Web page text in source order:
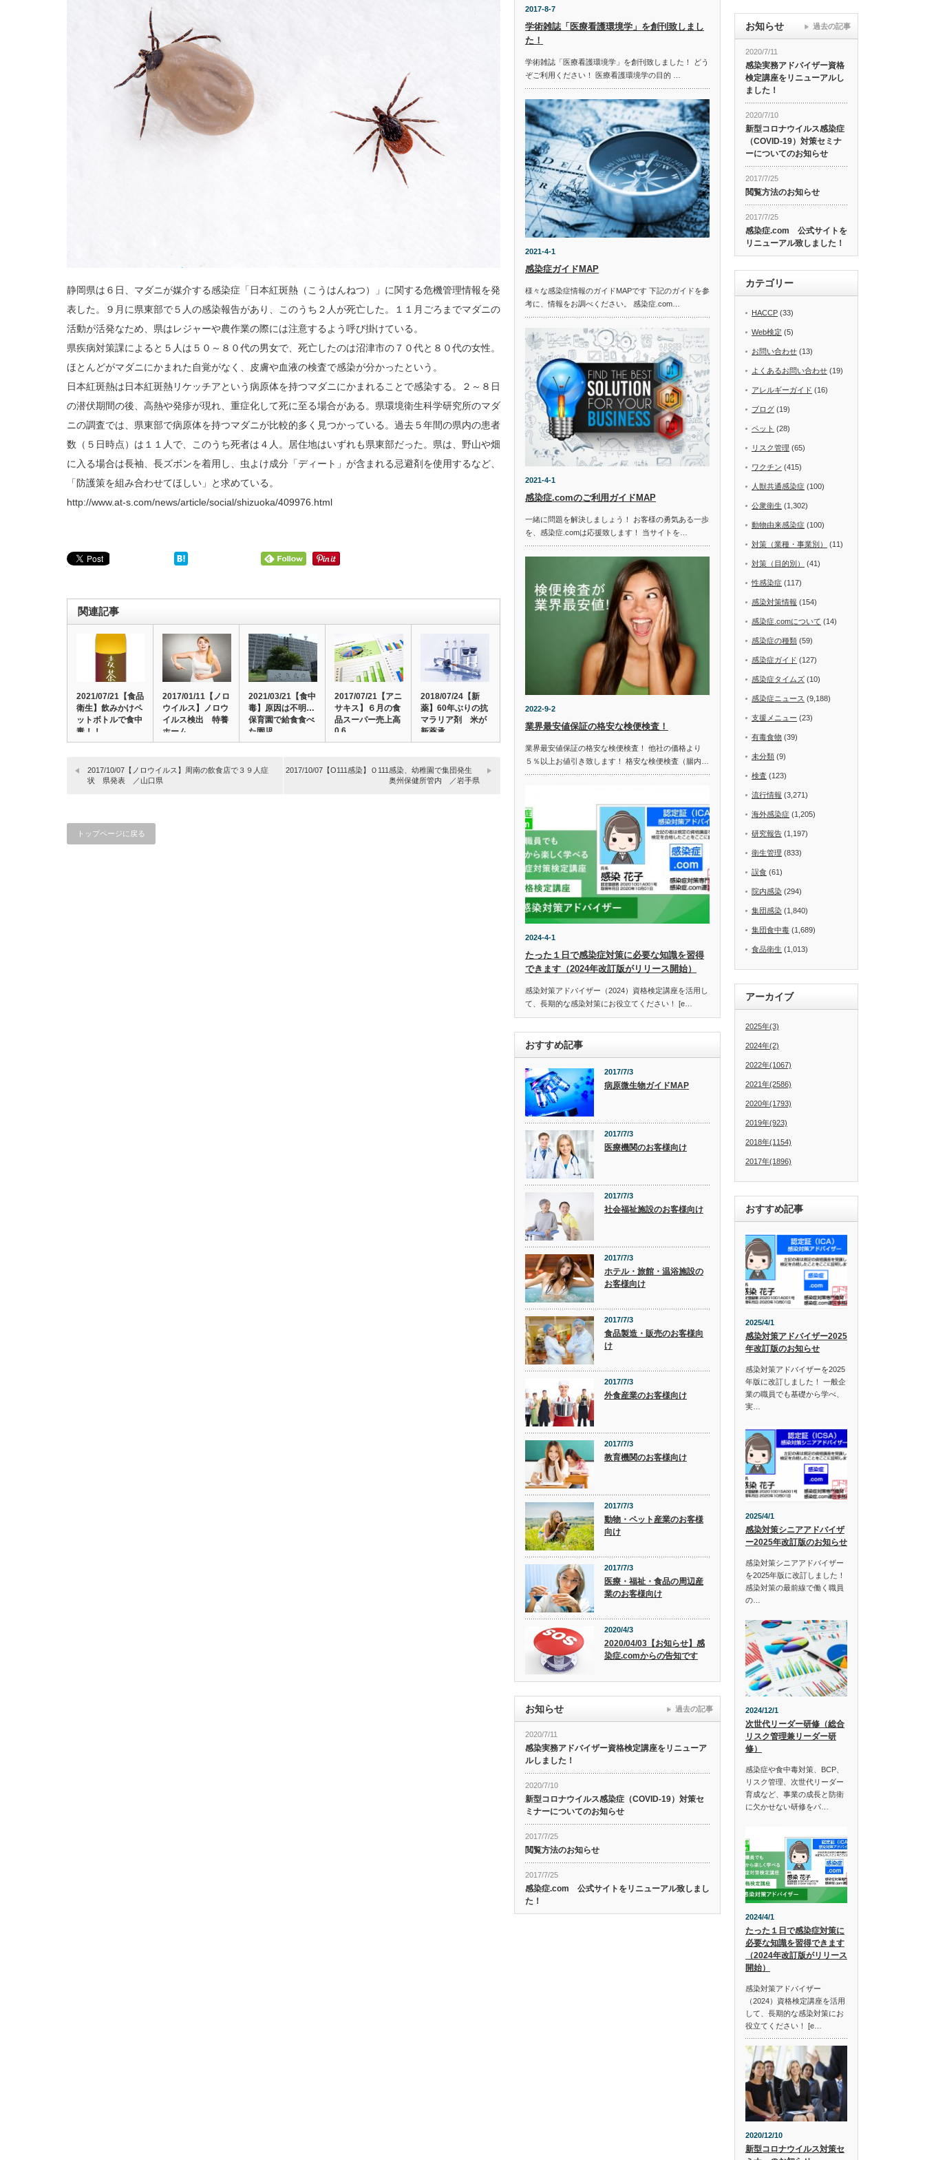
静岡県は６日、マダニが媒介する感染症「日本紅斑熱（こうはんねつ）」に関する危機管理情報を発
表した。９月に県東部で５人の感染報告があり、このうち２人が死亡した。１１月ごろまでマダニの
活動が活発なため、県はレジャーや農作業の際には注意するよう呼び掛けている。
県疾病対策課によると５人は５０～８０代の男女で、死亡したのは沼津市の７０代と８０代の女性。
ほとんどがマダニにかまれた自覚がなく、皮膚や血液の検査で感染が分かったという。
日本紅斑熱は日本紅斑熱リケッチアという病原体を持つマダニにかまれることで感染する。２～８日
の潜伏期間の後、高熱や発疹が現れ、重症化して死に至る場合がある。県環境衛生科学研究所のマダ
ニの調査では、県東部で病原体を持つマダニが比較的多く見つかっている。過去５年間の県内の患者
数（５日時点）は１１人で、このうち死者は４人。居住地はいずれも県東部だった。県は、野山や畑
に入る場合は長袖、長ズボンを着用し、虫よけ成分「ディート」が含まれる忌避剤を使用するなど、
「防護策を組み合わせてほしい」と求めている。
http://www.at-s.com/news/article/social/shizuoka/409976.html
関連記事
2021/07/21【食品
衛生】飲みかけペ
ットボトルで食中
毒！！…
2017/01/11【ノロ
ウイルス】ノロウ
イルス検出 特養
ホーム…
2021/03/21【食中
毒】原因は不明…
保育園で給食食べ
た園児…
2017/07/21【アニ
サキス】６月の食
品スーパー売上高
0.6…
2018/07/24【新
薬】60年ぶりの抗
マラリア剤 米が
新薬承…
2017/10/07【ノロウイルス】周南の飲食店で３９人症
状 県発表 ／山口県
2017/10/07【O111感染】Ｏ111感染、幼稚園で集団発生
奥州保健所管内 ／岩手県
トップページに戻る
2017-8-7
学術雑誌「医療看護環境学」を創刊致しまし
た！
学術雑誌「医療看護環境学」を創刊致しました！ どう
ぞご利用ください！ 医療看護環境学の目的 …
2021-4-1
感染症ガイドMAP
様々な感染症情報のガイドMAPです 下記のガイドを参
考に、情報をお調べください。 感染症.com…
2021-4-1
感染症.comのご利用ガイドMAP
一緒に問題を解決しましょう！ お客様の勇気ある一歩
を、感染症.comは応援致します！ 当サイトを…
2022-9-2
業界最安値保証の格安な検便検査！
業界最安値保証の格安な検便検査！ 他社の価格より
５％以上お値引き致します！ 格安な検便検査（腸内…
2024-4-1
たった１日で感染症対策に必要な知識を習得
できます（2024年改訂版がリリース開始）
感染対策アドバイザー（2024）資格検定講座を活用し
て、長期的な感染対策にお役立てください！ [e…
おすすめ記事
2017/7/3
病原微生物ガイドMAP
2017/7/3
医療機関のお客様向け
2017/7/3
社会福祉施設のお客様向け
2017/7/3
ホテル・旅館・温浴施設の
お客様向け
2017/7/3
食品製造・販売のお客様向
け
2017/7/3
外食産業のお客様向け
2017/7/3
教育機関のお客様向け
2017/7/3
動物・ペット産業のお客様
向け
2017/7/3
医療・福祉・食品の周辺産
業のお客様向け
2020/4/3
2020/04/03【お知らせ】感
染症.comからの告知です
お知らせ
2020/7/11
感染実務アドバイザー資格検定講座をリニューア
ルしました！
2020/7/10
新型コロナウイルス感染症（COVID-19）対策セ
ミナーについてのお知らせ
2017/7/25
閲覧方法のお知らせ
2017/7/25
感染症.com 公式サイトをリニューアル致しまし
た！
過去の記事
お知らせ
2020/7/11
感染実務アドバイザー資格
検定講座をリニューアルし
ました！
2020/7/10
新型コロナウイルス感染症
（COVID-19）対策セミナ
ーについてのお知らせ
2017/7/25
閲覧方法のお知らせ
2017/7/25
感染症.com 公式サイトを
リニューアル致しました！
過去の記事
カテゴリー
HACCP (33)
Web検定 (5)
お問い合わせ (13)
よくあるお問い合わせ (19)
アレルギーガイド (16)
ブログ (19)
ペット (28)
リスク管理 (65)
ワクチン (415)
人獣共通感染症 (100)
公衆衛生 (1,302)
動物由来感染症 (100)
対策（業種・事業別） (11)
対策（目的別） (41)
性感染症 (117)
感染対策情報 (154)
感染症.comについて (14)
感染症の種類 (59)
感染症ガイド (127)
感染症タイムズ (10)
感染症ニュース (9,188)
支援メニュー (23)
有毒食物 (39)
未分類 (9)
検査 (123)
流行情報 (3,271)
海外感染症 (1,205)
研究報告 (1,197)
衛生管理 (833)
誤食 (61)
院内感染 (294)
集団感染 (1,840)
集団食中毒 (1,689)
食品衛生 (1,013)
アーカイブ
2025年(3)
2024年(2)
2022年(1067)
2021年(2586)
2020年(1793)
2019年(923)
2018年(1154)
2017年(1896)
おすすめ記事
2025/4/1
感染対策アドバイザー2025
年改訂版のお知らせ
感染対策アドバイザーを2025
年版に改訂しました！ 一般企
業の職員でも基礎から学べ、
実…
2025/4/1
感染対策シニアアドバイザ
ー2025年改訂版のお知らせ
感染対策シニアアドバイザー
を2025年版に改訂しました！
感染対策の最前線で働く職員
の…
2024/12/1
次世代リーダー研修（総合
リスク管理兼リーダー研
修）
感染症や食中毒対策、BCP、
リスク管理、次世代リーダー
育成など、事業の成長と防衛
に欠かせない研修をパ…
2024/4/1
たった１日で感染症対策に
必要な知識を習得できます
（2024年改訂版がリリース
開始）
感染対策アドバイザー
（2024）資格検定講座を活用
して、長期的な感染対策にお
役立てください！ [e…
2020/12/10
新型コロナウイルス対策セ